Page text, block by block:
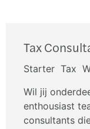
Tax
Starter Tax
Wil jij
enthousiast
consultants